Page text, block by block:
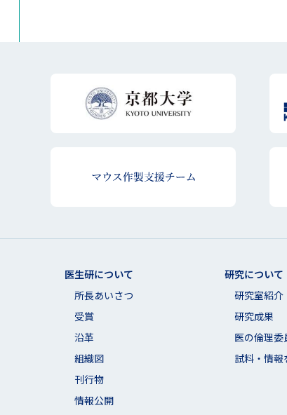
医生研について
所長あいさつ
受賞
沿革
組織図
刊行物
情報公開
研究について
研究室紹介
研究成果
医の倫理委
試料・情